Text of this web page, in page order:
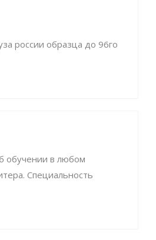
россии образца до 96го
обучении в любом
Специальность